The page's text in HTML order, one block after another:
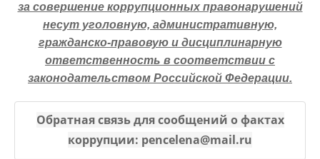
за совершение коррупционных правонарушений
несут уголовную, административную,
гражданско-правовую и дисциплинарную
ответственность в соответствии с
законодательством Российской Федерации.
Обратная связь для сообщений о фактах
коррупции: pencelena@mail.ru